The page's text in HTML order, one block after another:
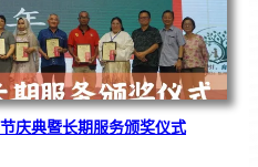
庆典暨长期服务颁奖仪式